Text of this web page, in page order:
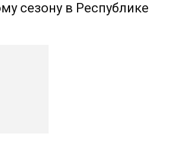
сезону в Республике